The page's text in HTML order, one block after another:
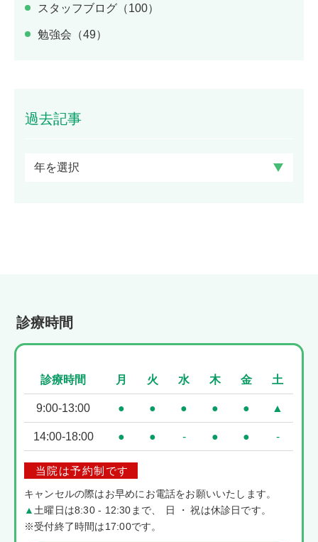
スタッフブログ（100）
勉強会（49）
過去記事
診療時間
診療時間 月 火 水 木 金 土
9:00-13:00 ● ● ● ● ● ▲
14:00-18:00 ● ● - ● ● -
当院は予約制です
キャンセルの際はお早めにお電話をお願いいたします。
▲ 土曜日は8:30 - 12:30まで 日・祝は休診日です。
※受付終了時間は17:00です。